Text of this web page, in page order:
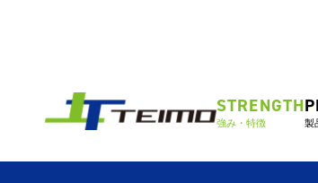
STRENGTH
強み・特徴 製